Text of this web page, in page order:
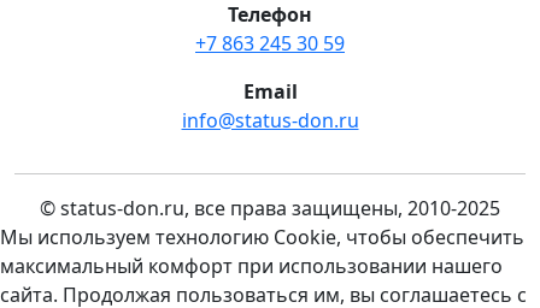
Телефон
+7 863 245 30 59
Email
info@status-don.ru
© status-don.ru, все права защищены, 2010-2025
Мы используем технологию Cookie, чтобы обеспечить
максимальный комфорт при использовании нашего
сайта. Продолжая пользоваться им, вы соглашаетесь с